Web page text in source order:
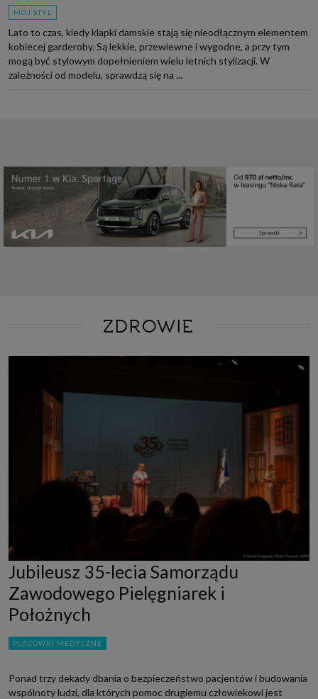
MÓJ STYL
Lato to czas, kiedy klapki damskie stają się nieodłącznym elementem
kobiecej garderoby. Są lekkie, przewiewne i wygodne, a przy tym
mogą być stylowym dopełnieniem wielu letnich stylizacji. W
zależności od modelu, sprawdzą się na ...
ZDROWIE
Jubileusz 35-lecia Samorządu
Zawodowego Pielęgniarek i
Położnych
PLACÓWKI MEDYCZNE
Ponad trzy dekady dbania o bezpieczeństwo pacjentów i budowania
wspólnoty ludzi, dla których pomoc drugiemu człowiekowi jest